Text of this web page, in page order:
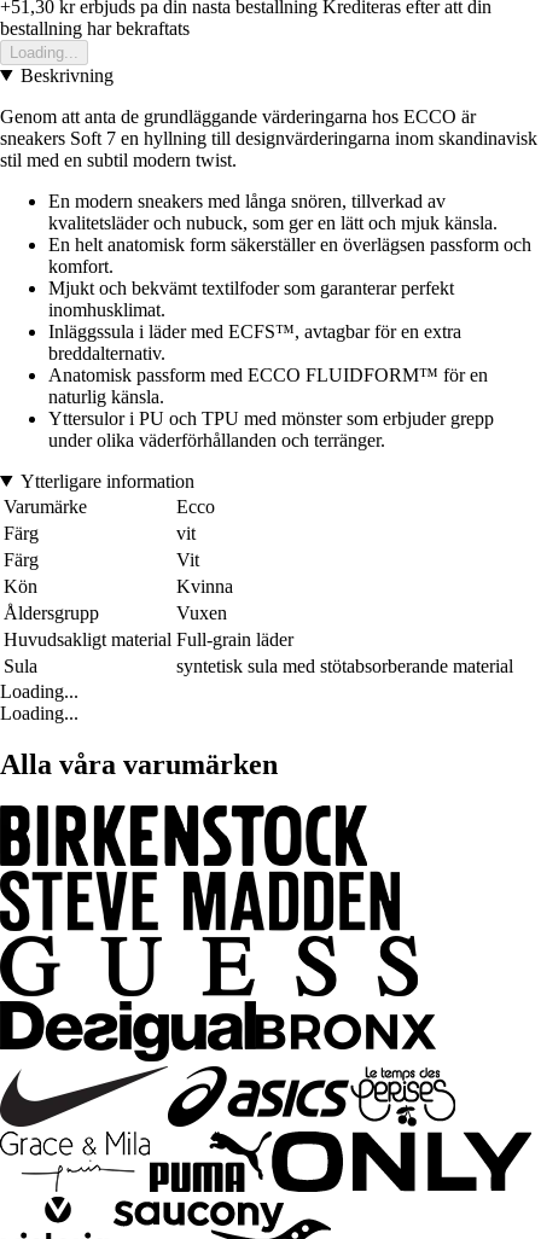
+51,30 krerbjuds pa din nasta bestallning Krediteras efter att din
bestallning har bekraftats
Loading...
Beskrivning
Genom att anta de grundläggande värderingarna hos ECCO är
sneakers Soft 7 en hyllning till designvärderingarna inom skandinavisk
stil med en subtil modern twist.
En modern sneakers med långa snören, tillverkad av
kvalitetsläder och nubuck, som ger en lätt och mjuk känsla.
En helt anatomisk form säkerställer en överlägsen passform och
komfort.
Mjukt och bekvämt textilfoder som garanterar perfekt
inomhusklimat.
Inläggssula i läder med ECFS™, avtagbar för en extra
breddalternativ.
Anatomisk passform med ECCO FLUIDFORM™ för en
naturlig känsla.
Yttersulor i PU och TPU med mönster som erbjuder grepp
under olika väderförhållanden och terränger.
Ytterligare information
Varumärke
Ecco
Färg
vit
Färg
Vit
Kön
Kvinna
Åldersgrupp
Vuxen
Huvudsakligt material Full-grain läder
Sula
syntetisk sula med stötabsorberande material
Loading...
Loading...
Alla våra varumärken